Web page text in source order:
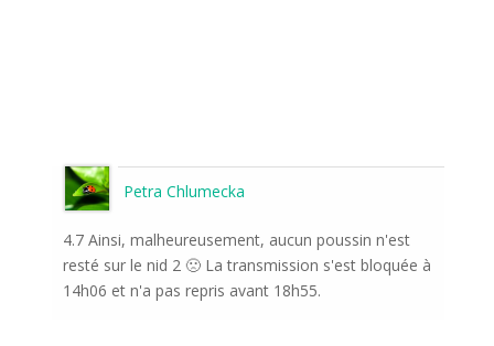
Petra Chlumecka
4.7 Ainsi, malheureusement, aucun poussin n'est
resté sur le nid 2 🙁 La transmission s'est bloquée à
14h06 et n'a pas repris avant 18h55.